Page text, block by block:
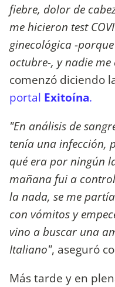
fiebre, dolor de
me hicieron test
ginecológica -
octubre-, y nadie
comenzó diciendo
portal Exitoína.
"En análisis de
tenía una infección,
qué era por ningún
mañana fui a
la nada, se me
con vómitos y
vino a buscar una
Italiano", aseguró
Más tarde y en